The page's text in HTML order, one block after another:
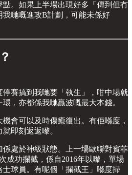
。如果上半場出現好多「傳到但冇
我哋嘅進攻B計劃，可能未係好
賽搞到我哋要「執生」，咁中場就
，亦都係我哋贏波嘅最大本錢。
會可以及時傷癒復出。有佢喺度，
即刻返返嚟。
處於神級狀態。上一場歐聯對賓菲
成功攔截，係自2016年以嚟，單場
士球員。有呢個「攔截王」喺度掃